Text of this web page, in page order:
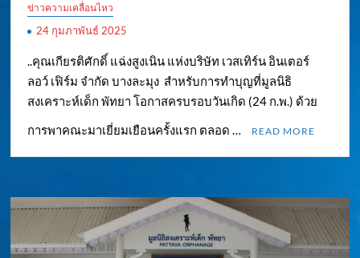
ข่าวความเคลื่อนไหว
24 กุมภาพันธ์ 2025
..คุณเกียรติศักดิ์ แฉ่งสูงเนิน แห่งบริษัท เวสเทิร์น อินเตอร์
ลอว์ เฟิร์ม จำกัด บางละมุง สำหรับการทำบุญที่มูลนิธิ
สงเคราะห์เด็ก พัทยา โอกาสครบรอบวันเกิด (24 ก.พ.) ด้วย
การพาคณะมาเยี่ยมเยือนครั้งแรก ตลอด …
READ MORE